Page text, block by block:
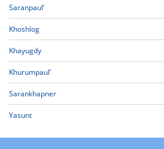
Saranpaul’
Khoshlog
Khayugdy
Khurumpaul’
Sarankhapner
Yasunt